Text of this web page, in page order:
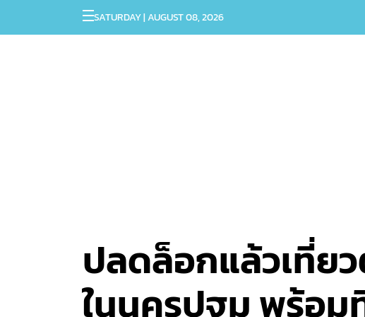
SATURDAY | AUGUST 08, 2026
ปลดล็อกแล้วเที่ย
ในนครปฐม พร้อม